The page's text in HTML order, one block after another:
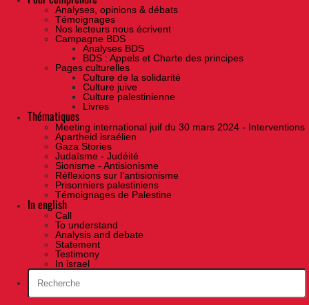
Analyses, opinions & débats
Témoignages
Nos lecteurs nous écrivent
Campagne BDS
Analyses BDS
BDS : Appels et Charte des principes
Pages culturelles
Culture de la solidarité
Culture juive
Culture palestinienne
Livres
Thématiques
Meeting international juif du 30 mars 2024 - Interventions
Apartheid israélien
Gaza Stories
Judaïsme - Judéité
Sionisme - Antisionisme
Réflexions sur l’antisionisme
Prisonniers palestiniens
Témoignages de Palestine
In english
Call
To understand
Analysis and debate
Statement
Testimony
In israel